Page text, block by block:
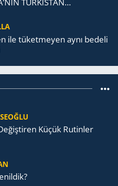
UZANAN MİRASI
ile tü­ket­me­yen aynı be­de­li
De­ğiş­ti­ren Küçük Ru­tin­ler